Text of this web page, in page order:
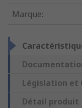
Marque:
Législation et
Détail produit